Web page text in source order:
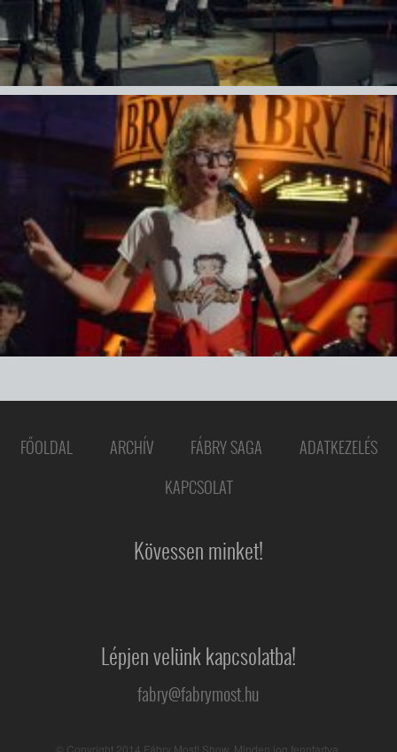
FŐOLDAL ARCHÍV FÁBRY SAGA
ADATKEZELÉS
KAPCSOLAT
Kövessen minket!
Lépjen velünk kapcsolatba!
fabry@fabrymost.hu
© Copyright 2014 Fábry Most! Show. Minden jog fenntartva.